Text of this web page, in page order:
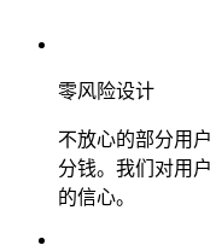
零风险设计
不放心的部分用
分钱。我们对用
的信心。